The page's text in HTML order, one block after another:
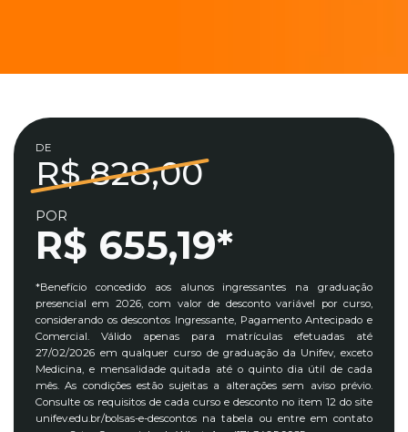
DE
R$ 828,00
POR
R$ 655,19*
*Benefício concedido aos alunos ingressantes na graduação
presencial em 2026, com valor de desconto variável por curso,
considerando os descontos Ingressante, Pagamento Antecipado e
Comercial. Válido apenas para matrículas efetuadas até
27/02/2026 em qualquer curso de graduação da Unifev, exceto
Medicina, e mensalidade quitada até o quinto dia útil de cada
mês. As condições estão sujeitas a alterações sem aviso prévio.
Consulte os requisitos de cada curso e desconto no item 12 do site
unifev.edu.br/bolsas-e-descontos na tabela ou entre em contato